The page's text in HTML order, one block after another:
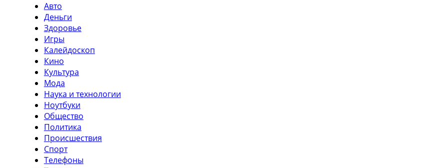
Авто
Деньги
Здоровье
Игры
Калейдоскоп
Кино
Культура
Мода
Наука и технологии
Ноутбуки
Общество
Политика
Происшествия
Спорт
Телефоны